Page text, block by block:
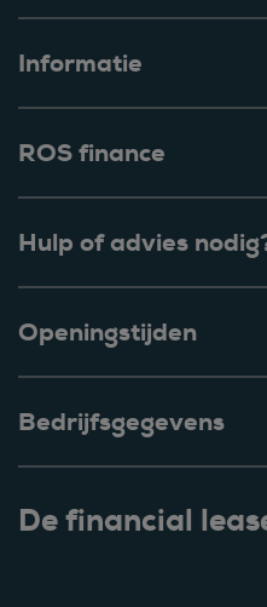
Informatie
ROS finance
Hulp of advies
Openingstijden
Bedrijfsgegevens
De financial